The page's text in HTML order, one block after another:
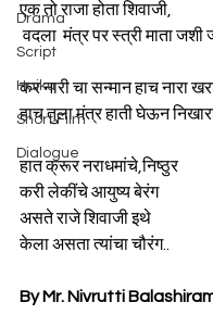
Drama
Script
Haiku
Short Film
Dialogue
एक तो राजा होता शिवाजी,
वदला  मंत्र पर स्त्री माता जशी
कर नारी चा सन्मान हाच नारा
हाच तुला मंत्र हाती घेऊन
हात क्रूर नराधमांचे,निष्ठुर
करी लेकींचे आयुष्य बेरंग
असते राजे शिवाजी इथे
केला असता त्यांचा चौरंग..
By Mr. Nivrutti